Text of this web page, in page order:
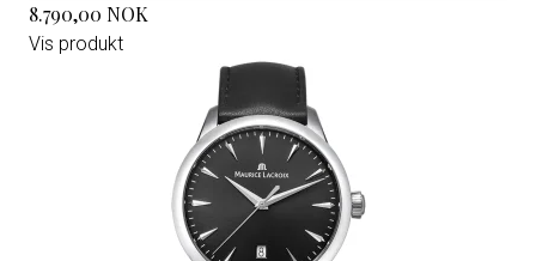
8.790,00 NOK
Vis produkt